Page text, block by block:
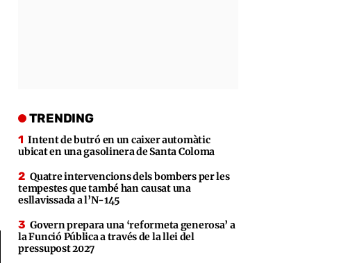
TRENDING
Intent de butró en un caixer automàtic
ubicat en una gasolinera de Santa Coloma
Quatre intervencions dels bombers per les
tempestes que també han causat una
esllavissada a l’N-145
Govern prepara una ‘reformeta generosa’ a
la Funció Pública a través de la llei del
pressupost 2027